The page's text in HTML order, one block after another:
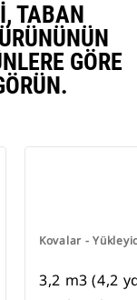
TABAN
GÖRE
Kovalar -
3,2 m3 (4,2